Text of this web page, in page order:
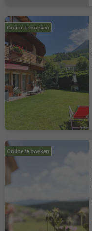
Online te boeken
Online te boeken